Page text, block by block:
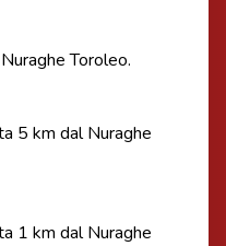
Toroleo.
5 km dal Nuraghe
1 km dal Nuraghe